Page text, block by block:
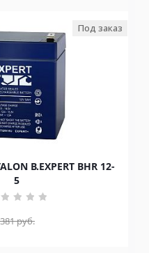
B.EXPERT BHR 12-
5
Под заказ
руб.